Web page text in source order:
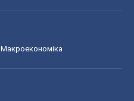
Макроекономіка